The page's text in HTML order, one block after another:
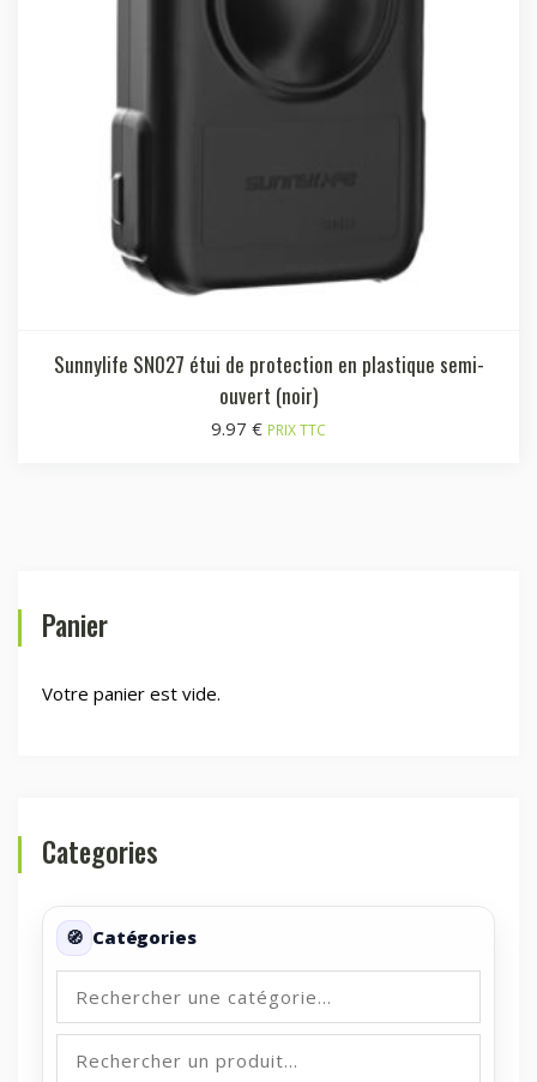
Sunnylife SN027 étui de protection en plastique semi-
ouvert (noir)
9.97 € PRIX TTC
Panier
Votre panier est vide.
Categories
Catégories